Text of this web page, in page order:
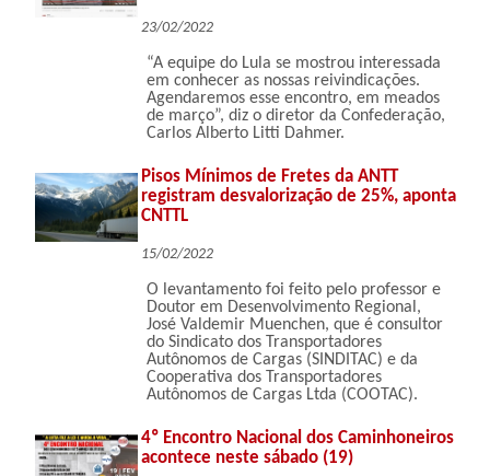
23/02/2022
“A equipe do Lula se mostrou interessada
em conhecer as nossas reivindicações.
Agendaremos esse encontro, em meados
de março”, diz o diretor da Confederação,
Carlos Alberto Litti Dahmer.
Pisos Mínimos de Fretes da ANTT
registram desvalorização de 25%, aponta
CNTTL
15/02/2022
O levantamento foi feito pelo professor e
Doutor em Desenvolvimento Regional,
José Valdemir Muenchen, que é consultor
do Sindicato dos Transportadores
Autônomos de Cargas (SINDITAC) e da
Cooperativa dos Transportadores
Autônomos de Cargas Ltda (COOTAC).
4º Encontro Nacional dos Caminhoneiros
acontece neste sábado (19)